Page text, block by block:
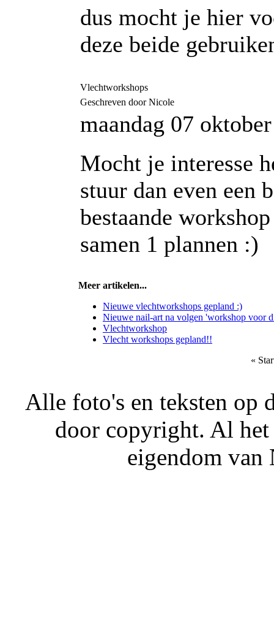
dus mocht je hier
deze beide
Vlechtworkshops
Geschreven door Nicole
maandag 07
Mocht je interesse
stuur dan even
bestaande
samen 1 plannen :)
Meer artikelen...
Nieuwe vlechtworkshops gepland :)
Nieuwe nail-art na volgen 'workshop voor
Vlechtworkshop
Vlecht workshops gepland!!
«
Alle foto's en teksten op
door copyright. Al het
eigendom